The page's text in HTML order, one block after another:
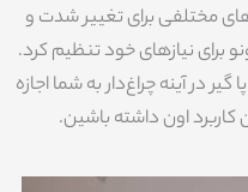
مختلفی برای تغییر شدت و
برای نیازهای خود تنظیم کرد.
در آینه چراغ‌دار به شما اجازه
اون داشته باشین.